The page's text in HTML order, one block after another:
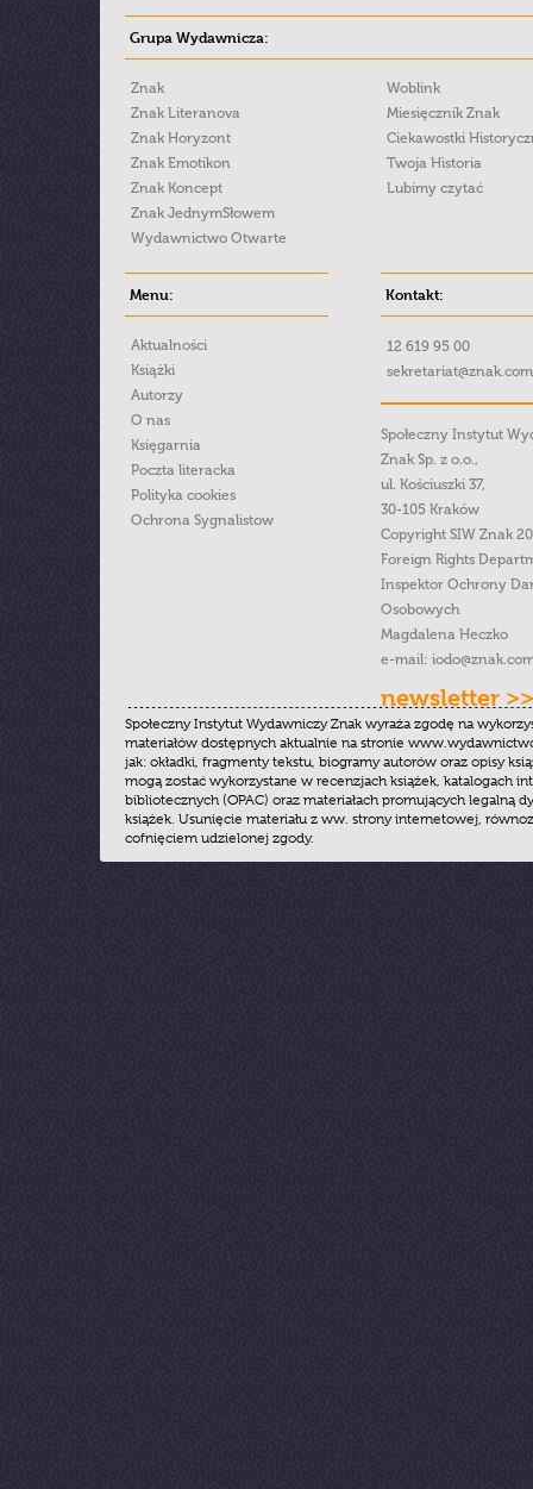
Grupa Wydawnicza:
Znak
Znak Literanova
Znak Horyzont
Znak Emotikon
Znak Koncept
Znak JednymSłowem
Wydawnictwo Otwarte
Woblink
Miesięcznik Znak
Ciekawostki
Twoja Historia
Lubimy czytać
Menu:
Aktualności
Książki
Autorzy
O nas
Księgarnia
Poczta literacka
Polityka cookies
Ochrona Sygnalistow
Kontakt:
12 619 95 00
Społeczny Instytut
Znak Sp. z o.o.,
ul. Kościuszki 37,
30-105 Kraków
Copyright SIW Znak
Foreign Rights
Inspektor Ochrony
Osobowych
Magdalena Heczko
e-mail:
newsletter >>
Społeczny Instytut Wydawniczy Znak wyraża zgodę na
materiałów dostępnych aktualnie na stronie
jak: okładki, fragmenty tekstu, biogramy autorów oraz opisy
mogą zostać wykorzystane w recenzjach książek, katalogach
bibliotecznych (OPAC) oraz materiałach promujących legalną
książek. Usunięcie materiału z ww. strony internetowej,
cofnięciem udzielonej zgody.